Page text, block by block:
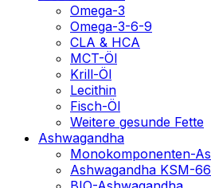
Omega-3
Omega-3-6-9
CLA & HCA
MCT-Öl
Krill-Öl
Lecithin
Fisch-Öl
Weitere gesunde Fette
Ashwagandha
Monokomponenten-
Ashwagandha KSM-